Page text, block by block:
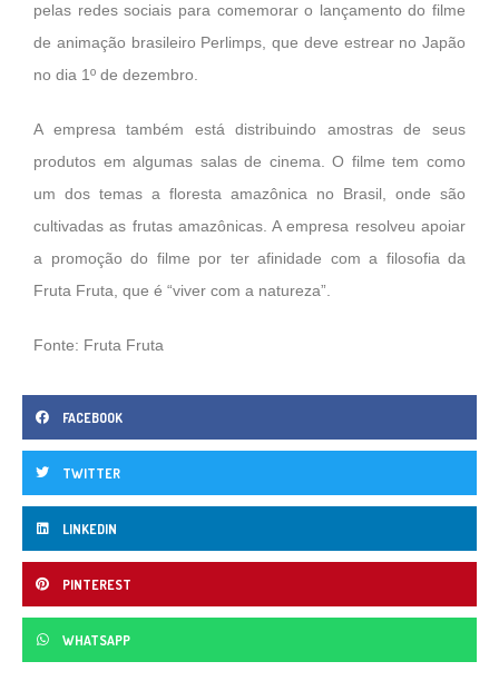
pelas redes sociais para comemorar o lançamento do filme
de animação brasileiro Perlimps, que deve estrear no Japão
no dia 1º de dezembro.
A empresa também está distribuindo amostras de seus
produtos em algumas salas de cinema. O filme tem como
um dos temas a floresta amazônica no Brasil, onde são
cultivadas as frutas amazônicas. A empresa resolveu apoiar
a promoção do filme por ter afinidade com a filosofia da
Fruta Fruta, que é “viver com a natureza”.
Fonte: Fruta Fruta
FACEBOOK
TWITTER
LINKEDIN
PINTEREST
WHATSAPP